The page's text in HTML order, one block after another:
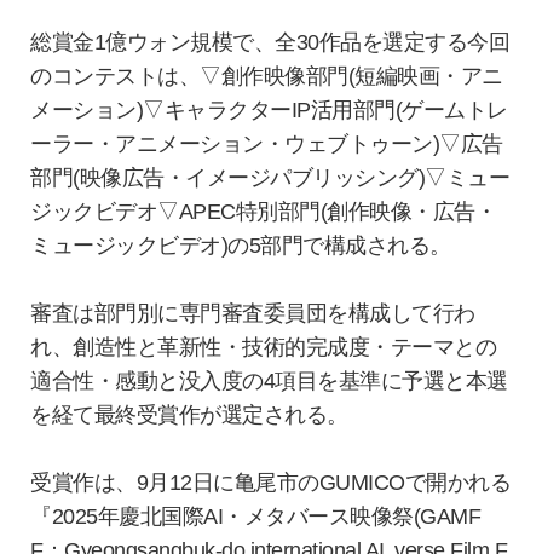
総賞金1億ウォン規模で、全30作品を選定する今回
のコンテストは、▽創作映像部門(短編映画・アニ
メーション)▽キャラクターIP活用部門(ゲームトレ
ーラー・アニメーション・ウェブトゥーン)▽広告
部門(映像広告・イメージパブリッシング)▽ミュー
ジックビデオ▽APEC特別部門(創作映像・広告・
ミュージックビデオ)の5部門で構成される。
審査は部門別に専門審査委員団を構成して行わ
れ、創造性と革新性・技術的完成度・テーマとの
適合性・感動と没入度の4項目を基準に予選と本選
を経て最終受賞作が選定される。
受賞作は、9月12日に亀尾市のGUMICOで開かれる
『2025年慶北国際AI・メタバース映像祭(GAMF